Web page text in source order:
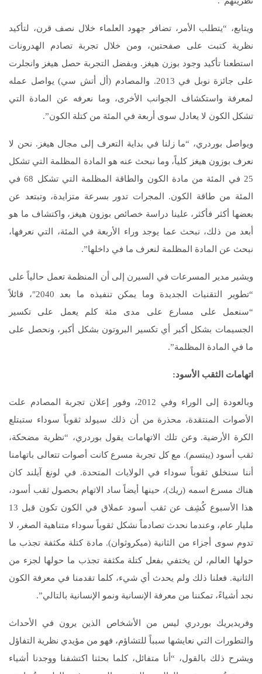
ويتابع، “يتطلب الأمر، تضافر جهود العلماء خلال نصف قرن، لتأكيد
نظرية كتبت على صفحتين، ومن خلال تجربة تصادم الهدرونات
استطعنا تأكيد وجود بوزن هيغز. وبفضل التجربة حصل هيغز وانجلرت
على جائزة نوبل في 2013. والمصادم (أل أتش سي) يواصل عمله
لمعرفة واستكشاف الجوانب الأخرى، وما نعرفه عن المادة التي
تشكل الكون لا يعادل سوى أربعة في المئة من كتلة الكون”.
ويواصل بوردري، “ما زلنا في بداية التعرف إلى مجال هيغز. نحن لا
نعرف بوزون هيغز كلياً، وما نبحث عنه هو المادة المظلمة التي تشكل
25 في المئة من مادة الكون والطاقة المظلمة التي تشكل 68 في
المئة من طاقة الكون. المجرات تدور بسرعة متزايدة، وتبتعد عن
بعضها أكثر فأكثر، علينا دراسة خصائص بوزون هيغز، واكتشاف ما هو
أبعد من ذلك، نبحث عما يوجد وراء الأربعة في المئة، التي نعرفها،
نبحث عن المادة المظلمة لنعرف ما في داخلها”.
ويشير مدير المسرعات في السيرن إلى أن المنظمة تعمل حالياً على
“تطوير التقنيات الجديدة وما يمكن تنفيذه ما بعد 2040″، قائلاً
“سنعمل على مسارع على مدى مئة كلم يعمل على تكسير
الجسيمات بشكل أكبر أي تكسير البروتون بشكل أكبر، ونحصل على
ما في المادة المظلمة”.
اتهامات الثقب الأسود:
وبالعودة إلى الوراء وفي 2012، وفور إعلان تجربة المصادم علت
الأصوات المنتقدة، محذرة من أن ذلك سيولد ثقوباً سوداء ستبتلع
الكرة الأرضية. وعن تلك الاتهامات يقول بوردري، “نظرية مضحكة،
ثقب أسود (يبتسم). مع كل تجربة مسرع كانت أصوات تتعالى باتهامنا
أننا سنخلق ثقوباً سوداء في الولايات المتحدة. في لونغ آيلند كان
هناك مسرع اسمه (ريك)، حينها أيضاً ساد الاتهام بحصول ثقب أسود،
هذا الأسبوع كُشِف عن ثقب أسود عملاق في الكون تكون قبل 13
مليار عام، وعندما نحدث تصادماً نشكل ثقوباً سوداء متناهية الصغر، لا
تدوم سوى أجزاء من الثانية (ميكروثوان). مادة كتلة مكثفة تجذب ما
حولها العالم، لن يختفي بفعل كتلة مكثفة تجذب ما حولها لجزء من
الثانية. فعلنا ذلك ولم يحدث أي شيء، كلما تقدمنا في معرفة الكون
نجد أشياءً، تمكننا من معرفة الإنسانية ونمو الإنسانية بالتالي”.
وفريديريك بوردري ليس من الأشخاص الذين يرون في الأحداث
والتطورات التي نعايشها سبباً للتشاؤم، فهو من مؤيدي نظرية التفاؤل
ويشرح ذلك بالقول، “أنا متفائل، كلما بحثنا اكتشفنا ووجدنا أشياء